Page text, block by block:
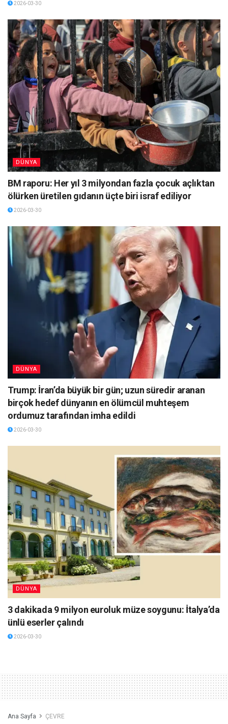
2026-03-30
DÜNYA
BM raporu: Her yıl 3 milyondan fazla çocuk açlıktan
ölürken üretilen gıdanın üçte biri israf ediliyor
2026-03-30
DÜNYA
Trump: İran’da büyük bir gün; uzun süredir aranan
birçok hedef dünyanın en ölümcül muhteşem
ordumuz tarafından imha edildi
2026-03-30
DÜNYA
3 dakikada 9 milyon euroluk müze soygunu: İtalya’da
ünlü eserler çalındı
2026-03-30
Ana Sayfa ÇEVRE